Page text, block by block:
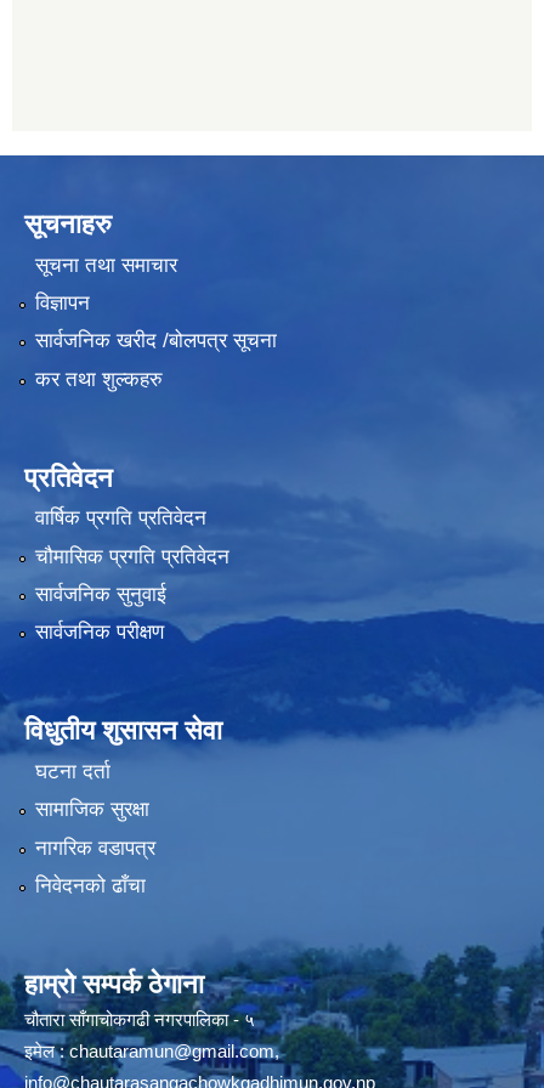
सूचनाहरु
सूचना तथा समाचार
विज्ञापन
सार्वजनिक खरीद /बोलपत्र सूचना
कर तथा शुल्कहरु
प्रतिवेदन
वार्षिक प्रगति प्रतिवेदन
चौमासिक प्रगति प्रतिवेदन
सार्वजनिक सुनुवाई
सार्वजनिक परीक्षण
विधुतीय शुसासन सेवा
घटना दर्ता
सामाजिक सुरक्षा
नागरिक वडापत्र
निवेदनको ढाँचा
हाम्रो सम्पर्क ठेगाना
चौतारा साँगाचोकगढी नगरपालिका - ५
इमेल :chautaramun@gmail.com,
info@chautarasangachowkgadhimun.gov.np